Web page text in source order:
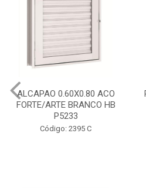
PORTA CANELADA 85X2.15
DIR HB ACO ARTE 1490
Código: 2314